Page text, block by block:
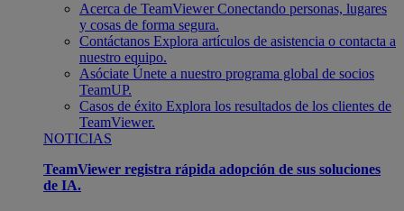
Acerca de TeamViewer Conectando personas, lugares
y cosas de forma segura.
Contáctanos Explora artículos de asistencia o contacta a
nuestro equipo.
Asóciate Únete a nuestro programa global de socios
TeamUP.
Casos de éxito Explora los resultados de los clientes de
TeamViewer.
NOTICIAS
TeamViewer registra rápida adopción de sus soluciones
de IA.